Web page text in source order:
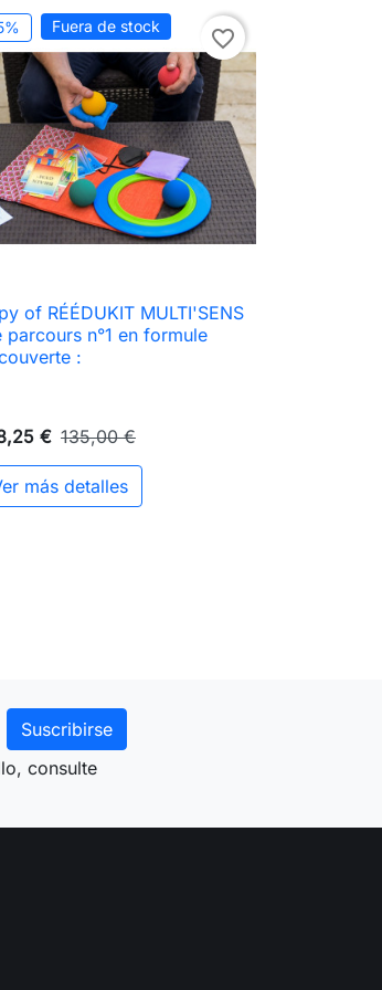
Fuera de stock favorite_border
 Vista rápida
of RÉÉDUKIT MULTI'SENS
parcours n°1 en formule
:
€ 135,00 €
más detalles
consulte